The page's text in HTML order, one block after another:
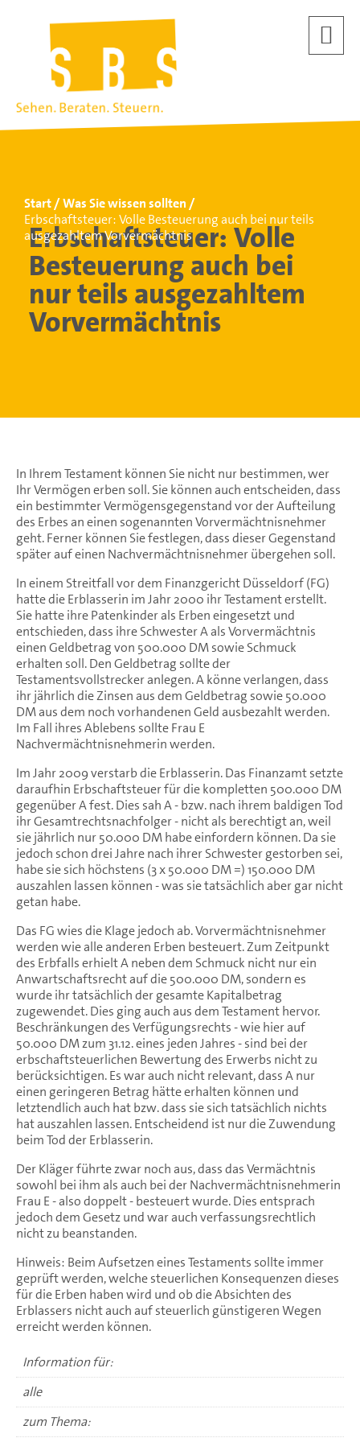
Start
Was Sie wissen sollten
Erbschaftsteuer: Volle Besteuerung auch bei nur teils
ausgezahltem Vorvermächtnis
Erbschaftsteuer: Volle
Besteuerung auch bei
nur teils ausgezahltem
Vorvermächtnis
In Ihrem Testament können Sie nicht nur bestimmen, wer
Ihr Vermögen erben soll. Sie können auch entscheiden, dass
ein bestimmter Vermögensgegenstand vor der Aufteilung
des Erbes an einen sogenannten Vorvermächtnisnehmer
geht. Ferner können Sie festlegen, dass dieser Gegenstand
später auf einen Nachvermächtnisnehmer übergehen soll.
In einem Streitfall vor dem Finanzgericht Düsseldorf (FG)
hatte die Erblasserin im Jahr 2000 ihr Testament erstellt.
Sie hatte ihre Patenkinder als Erben eingesetzt und
entschieden, dass ihre Schwester A als Vorvermächtnis
einen Geldbetrag von 500.000 DM sowie Schmuck
erhalten soll. Den Geldbetrag sollte der
Testamentsvollstrecker anlegen. A könne verlangen, dass
ihr jährlich die Zinsen aus dem Geldbetrag sowie 50.000
DM aus dem noch vorhandenen Geld ausbezahlt werden.
Im Fall ihres Ablebens sollte Frau E
Nachvermächtnisnehmerin werden.
Im Jahr 2009 verstarb die Erblasserin. Das Finanzamt setzte
daraufhin Erbschaftsteuer für die kompletten 500.000 DM
gegenüber A fest. Dies sah A - bzw. nach ihrem baldigen Tod
ihr Gesamtrechtsnachfolger - nicht als berechtigt an, weil
sie jährlich nur 50.000 DM habe einfordern können. Da sie
jedoch schon drei Jahre nach ihrer Schwester gestorben sei,
habe sie sich höchstens (3 x 50.000 DM =) 150.000 DM
auszahlen lassen können - was sie tatsächlich aber gar nicht
getan habe.
Das FG wies die Klage jedoch ab. Vorvermächtnisnehmer
werden wie alle anderen Erben besteuert. Zum Zeitpunkt
des Erbfalls erhielt A neben dem Schmuck nicht nur ein
Anwartschaftsrecht auf die 500.000 DM, sondern es
wurde ihr tatsächlich der gesamte Kapitalbetrag
zugewendet. Dies ging auch aus dem Testament hervor.
Beschränkungen des Verfügungsrechts - wie hier auf
50.000 DM zum 31.12. eines jeden Jahres - sind bei der
erbschaftsteuerlichen Bewertung des Erwerbs nicht zu
berücksichtigen. Es war auch nicht relevant, dass A nur
einen geringeren Betrag hätte erhalten können und
letztendlich auch hat bzw. dass sie sich tatsächlich nichts
hat auszahlen lassen. Entscheidend ist nur die Zuwendung
beim Tod der Erblasserin.
Der Kläger führte zwar noch aus, dass das Vermächtnis
sowohl bei ihm als auch bei der Nachvermächtnisnehmerin
Frau E - also doppelt - besteuert wurde. Dies entsprach
jedoch dem Gesetz und war auch verfassungsrechtlich
nicht zu beanstanden.
Hinweis: Beim Aufsetzen eines Testaments sollte immer
geprüft werden, welche steuerlichen Konsequenzen dieses
für die Erben haben wird und ob die Absichten des
Erblassers nicht auch auf steuerlich günstigeren Wegen
erreicht werden können.
Information für:
alle
zum Thema: